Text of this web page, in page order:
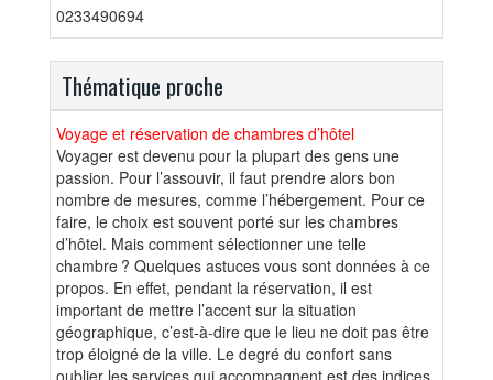
0233490694
Thématique proche
Voyage et réservation de chambres d’hôtel
Voyager est devenu pour la plupart des gens une
passion. Pour l’assouvir, il faut prendre alors bon
nombre de mesures, comme l’hébergement. Pour ce
faire, le choix est souvent porté sur les chambres
d’hôtel. Mais comment sélectionner une telle
chambre ? Quelques astuces vous sont données à ce
propos. En effet, pendant la réservation, il est
important de mettre l’accent sur la situation
géographique, c’est-à-dire que le lieu ne doit pas être
trop éloigné de la ville. Le degré du confort sans
oublier les services qui accompagnent est des indices